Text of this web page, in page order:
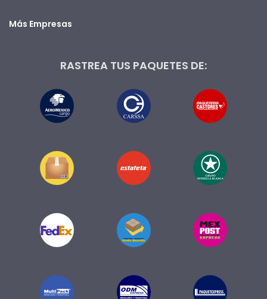
Más Empresas
RASTREA TUS PAQUETES DE: